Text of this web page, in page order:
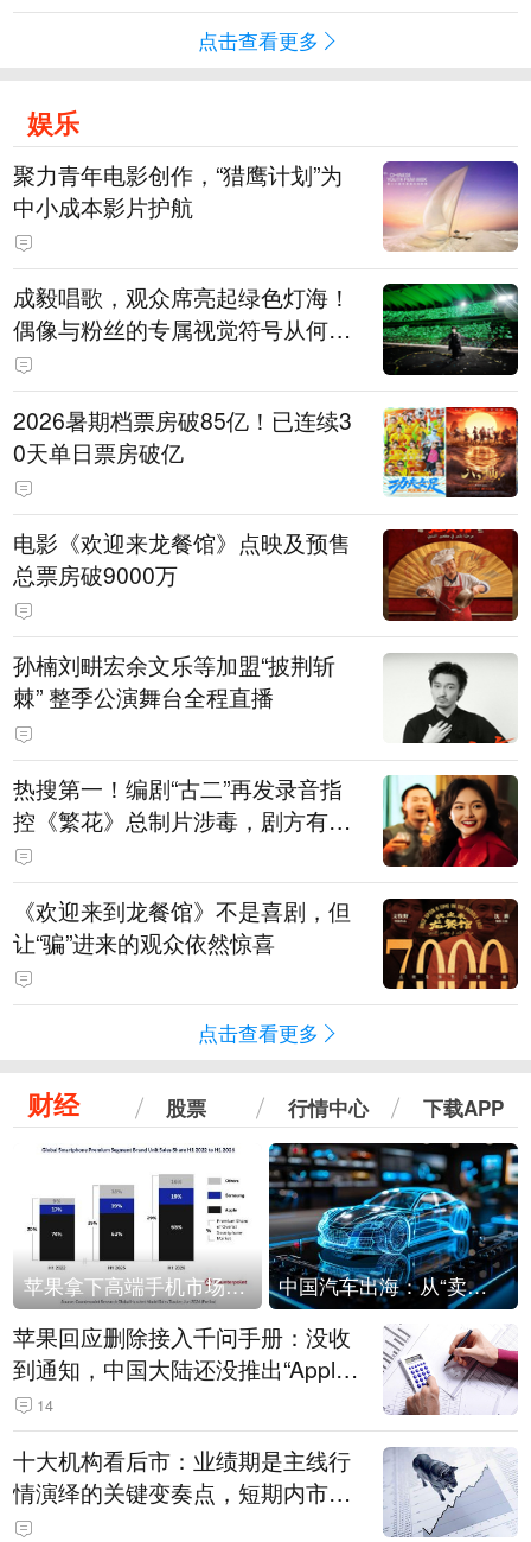
点击查看更多
娱乐
聚力青年电影创作，“猎鹰计划”为
中小成本影片护航
成毅唱歌，观众席亮起绿色灯海！
偶像与粉丝的专属视觉符号从何而
来
2026暑期档票房破85亿！已连续3
0天单日票房破亿
电影《欢迎来龙餐馆》点映及预售
总票房破9000万
孙楠刘畊宏余文乐等加盟“披荆斩
棘” 整季公演舞台全程直播
热搜第一！编剧“古二”再发录音指
控《繁花》总制片涉毒，剧方有税
务问题，录音中王家卫称“一点够
了，要不然又要出事”
《欢迎来到龙餐馆》不是喜剧，但
让“骗”进来的观众依然惊喜
点击查看更多
财经 股票 行情中心 下载APP
苹果拿下高端手机市场65%的份额：iPhone 17系列功不可没 中国汽车出海：从“卖出去”到“走进去”
苹果回应删除接入千问手册：没收
到通知，中国大陆还没推出“Apple
智能使用千问”功能
14
十大机构看后市：业绩期是主线行
情演绎的关键变奏点，短期内市场
或继续反弹，关注三条业绩主线